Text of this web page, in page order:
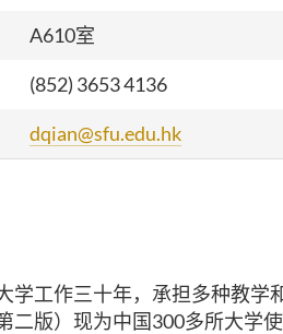
A610室
(852) 3653 4136
dqian@sfu.edu.hk
学工作三十年，承担多种教学
二版）现为中国300多所大学